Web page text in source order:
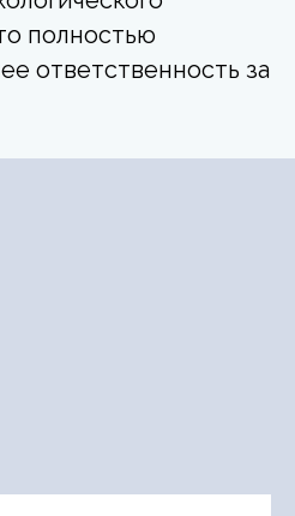
полностью
ответственность за